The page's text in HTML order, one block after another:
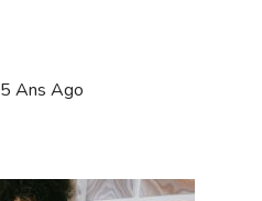
5 Ans Ago